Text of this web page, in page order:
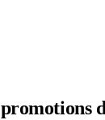
promotions